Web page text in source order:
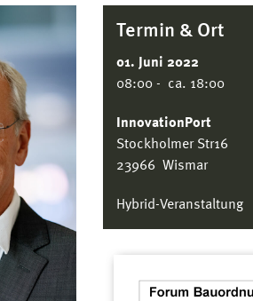
Termin & Ort
01. Juni 2022
08:00 - ca. 18:00
InnovationPort
Stockholmer Str16
23966 Wismar
Hybrid-Veranstaltung